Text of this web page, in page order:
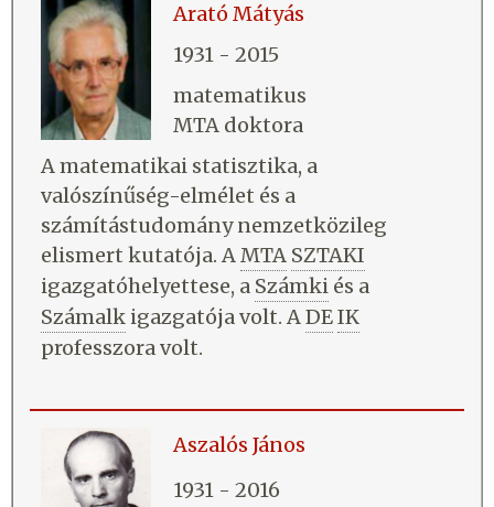
Arató Mátyás
1931 - 2015
matematikus
MTA doktora
A matematikai statisztika, a
valószínűség-elmélet és a
számítástudomány nemzetközileg
elismert kutatója. AMTA SZTAKI
igazgatóhelyettese, a Számki és a
Számalk igazgatója volt. ADEIK
professzora volt.
Aszalós János
1931 - 2016